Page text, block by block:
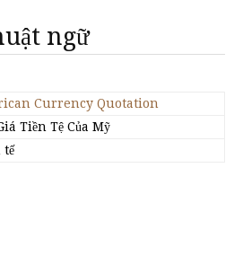
ngữ
Currency Quotation
Tiền Tệ Của Mỹ
tế